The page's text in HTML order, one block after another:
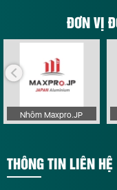
ĐƠN VỊ
Nhôm Maxpro.JP
THÔNG TIN LIÊN HỆ